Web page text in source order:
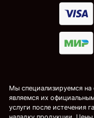
Мы специализируемся на
являемся их
услуги после истечения